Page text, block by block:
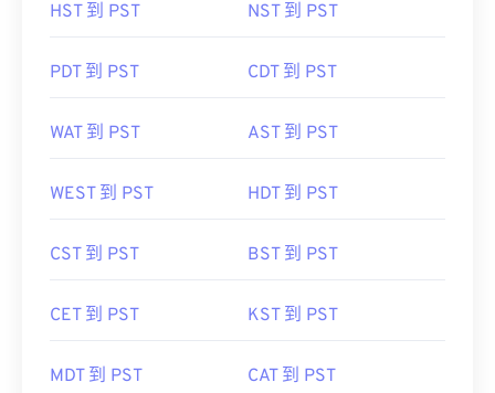
HST 到 PST NST 到 PST
PDT 到 PST CDT 到 PST
WAT 到 PST AST 到 PST
WEST 到 PST HDT 到 PST
CST 到 PST BST 到 PST
CET 到 PST KST 到 PST
MDT 到 PST CAT 到 PST